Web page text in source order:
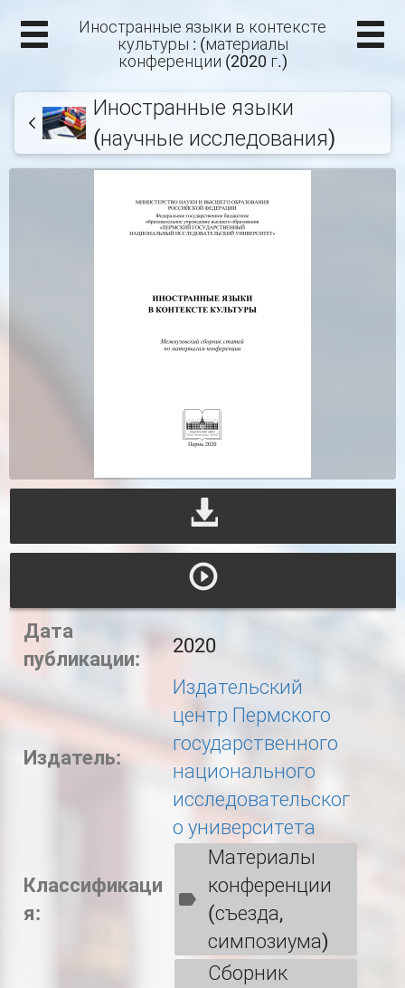
Иностранные языки в контексте
культуры : (материалы
конференции (2020 г.)
Иностранные языки
(научные исследования)
Дата
публикации:
2020
Издатель:
Издательский
центр Пермского
государственного
национального
исследовательског
о университета
Классификаци
я:
Материалы
конференции
(съезда,
симпозиума)
Сборник